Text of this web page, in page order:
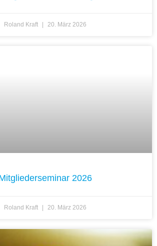
Roland Kraft 20. März 2026
2026
Roland Kraft 20. März 2026